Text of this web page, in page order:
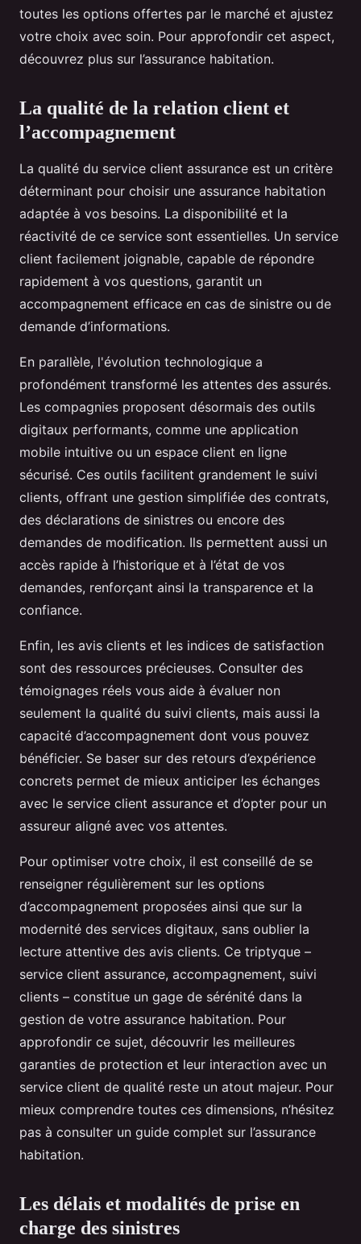
toutes les options offertes par le marché et ajustez
votre choix avec soin. Pour approfondir cet aspect,
découvrez plus sur l’assurance habitation.
La qualité de la relation client et
l’accompagnement
La qualité du service client assurance est un critère
déterminant pour choisir une assurance habitation
adaptée à vos besoins. La disponibilité et la
réactivité de ce service sont essentielles. Un service
client facilement joignable, capable de répondre
rapidement à vos questions, garantit un
accompagnement efficace en cas de sinistre ou de
demande d’informations.
En parallèle, l'évolution technologique a
profondément transformé les attentes des assurés.
Les compagnies proposent désormais des outils
digitaux performants, comme une application
mobile intuitive ou un espace client en ligne
sécurisé. Ces outils facilitent grandement le suivi
clients, offrant une gestion simplifiée des contrats,
des déclarations de sinistres ou encore des
demandes de modification. Ils permettent aussi un
accès rapide à l’historique et à l’état de vos
demandes, renforçant ainsi la transparence et la
confiance.
Enfin, les avis clients et les indices de satisfaction
sont des ressources précieuses. Consulter des
témoignages réels vous aide à évaluer non
seulement la qualité du suivi clients, mais aussi la
capacité d’accompagnement dont vous pouvez
bénéficier. Se baser sur des retours d’expérience
concrets permet de mieux anticiper les échanges
avec le service client assurance et d’opter pour un
assureur aligné avec vos attentes.
Pour optimiser votre choix, il est conseillé de se
renseigner régulièrement sur les options
d’accompagnement proposées ainsi que sur la
modernité des services digitaux, sans oublier la
lecture attentive des avis clients. Ce triptyque –
service client assurance, accompagnement, suivi
clients – constitue un gage de sérénité dans la
gestion de votre assurance habitation. Pour
approfondir ce sujet, découvrir les meilleures
garanties de protection et leur interaction avec un
service client de qualité reste un atout majeur. Pour
mieux comprendre toutes ces dimensions, n’hésitez
pas à consulter un guide complet sur l’assurance
habitation.
Les délais et modalités de prise en
charge des sinistres